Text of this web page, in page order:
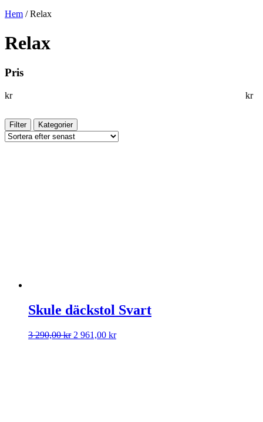
Hem / Relax
Relax
Pris
kr kr
Filter Kategorier
Skule däckstol Svart
3 290,00kr Det
2 961,00 krDet